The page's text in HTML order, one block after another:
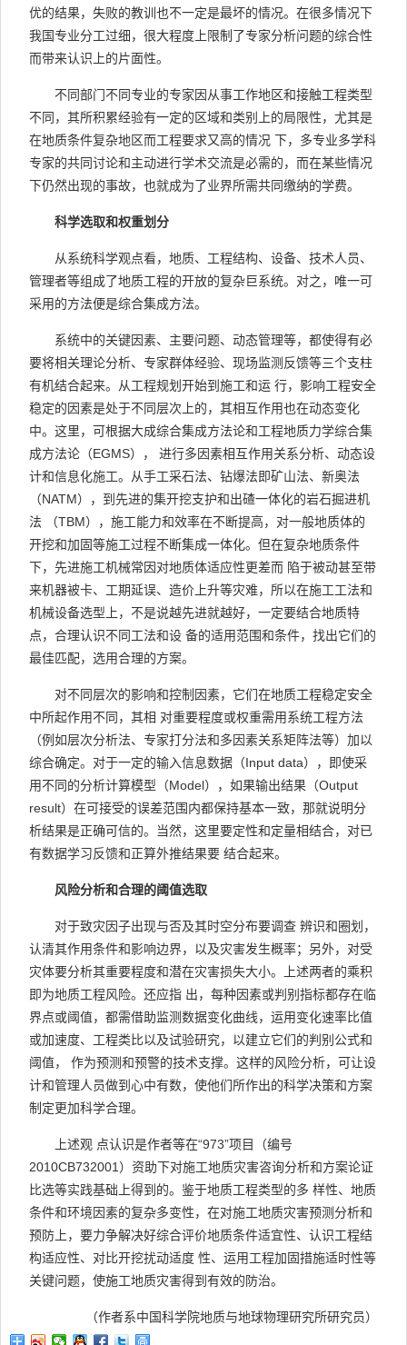
优的结果，失败的教训也不一定是最坏的情况。在很多情况下
我国专业分工过细，很大程度上限制了专家分析问题的综合性
而带来认识上的片面性。
不同部门不同专业的专家因从事工作地区和接触工程类型
不同，其所积累经验有一定的区域和类别上的局限性，尤其是
在地质条件复杂地区而工程要求又高的情况 下，多专业多学科
专家的共同讨论和主动进行学术交流是必需的，而在某些情况
下仍然出现的事故，也就成为了业界所需共同缴纳的学费。
科学选取和权重划分
从系统科学观点看，地质、工程结构、设备、技术人员、
管理者等组成了地质工程的开放的复杂巨系统。对之，唯一可
采用的方法便是综合集成方法。
系统中的关键因素、主要问题、动态管理等，都使得有必
要将相关理论分析、专家群体经验、现场监测反馈等三个支柱
有机结合起来。从工程规划开始到施工和运 行，影响工程安全
稳定的因素是处于不同层次上的，其相互作用也在动态变化
中。这里，可根据大成综合集成方法论和工程地质力学综合集
成方法论（EGMS）， 进行多因素相互作用关系分析、动态设
计和信息化施工。从手工采石法、钻爆法即矿山法、新奥法
（NATM），到先进的集开挖支护和出碴一体化的岩石掘进机
法 （TBM），施工能力和效率在不断提高，对一般地质体的
开挖和加固等施工过程不断集成一体化。但在复杂地质条件
下，先进施工机械常因对地质体适应性更差而 陷于被动甚至带
来机器被卡、工期延误、造价上升等灾难，所以在施工工法和
机械设备选型上，不是说越先进就越好，一定要结合地质特
点，合理认识不同工法和设 备的适用范围和条件，找出它们的
最佳匹配，选用合理的方案。
对不同层次的影响和控制因素，它们在地质工程稳定安全
中所起作用不同，其相 对重要程度或权重需用系统工程方法
（例如层次分析法、专家打分法和多因素关系矩阵法等）加以
综合确定。对于一定的输入信息数据（Input data），即使采
用不同的分析计算模型（Model），如果输出结果（Output
result）在可接受的误差范围内都保持基本一致，那就说明分
析结果是正确可信的。当然，这里要定性和定量相结合，对已
有数据学习反馈和正算外推结果要 结合起来。
风险分析和合理的阈值选取
对于致灾因子出现与否及其时空分布要调查 辨识和圈划，
认清其作用条件和影响边界，以及灾害发生概率；另外，对受
灾体要分析其重要程度和潜在灾害损失大小。上述两者的乘积
即为地质工程风险。还应指 出，每种因素或判别指标都存在临
界点或阈值，都需借助监测数据变化曲线，运用变化速率比值
或加速度、工程类比以及试验研究，以建立它们的判别公式和
阈值， 作为预测和预警的技术支撑。这样的风险分析，可让设
计和管理人员做到心中有数，使他们所作出的科学决策和方案
制定更加科学合理。
上述观 点认识是作者等在“973”项目（编号
2010CB732001）资助下对施工地质灾害咨询分析和方案论证
比选等实践基础上得到的。鉴于地质工程类型的多 样性、地质
条件和环境因素的复杂多变性，在对施工地质灾害预测分析和
预防上，要力争解决好综合评价地质条件适宜性、认识工程结
构适应性、对比开挖扰动适度 性、运用工程加固措施适时性等
关键问题，使施工地质灾害得到有效的防治。
（作者系中国科学院地质与地球物理研究所研究员）